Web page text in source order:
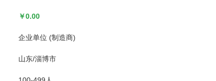
￥0.00
企业单位 (制造商)
山东/淄博市